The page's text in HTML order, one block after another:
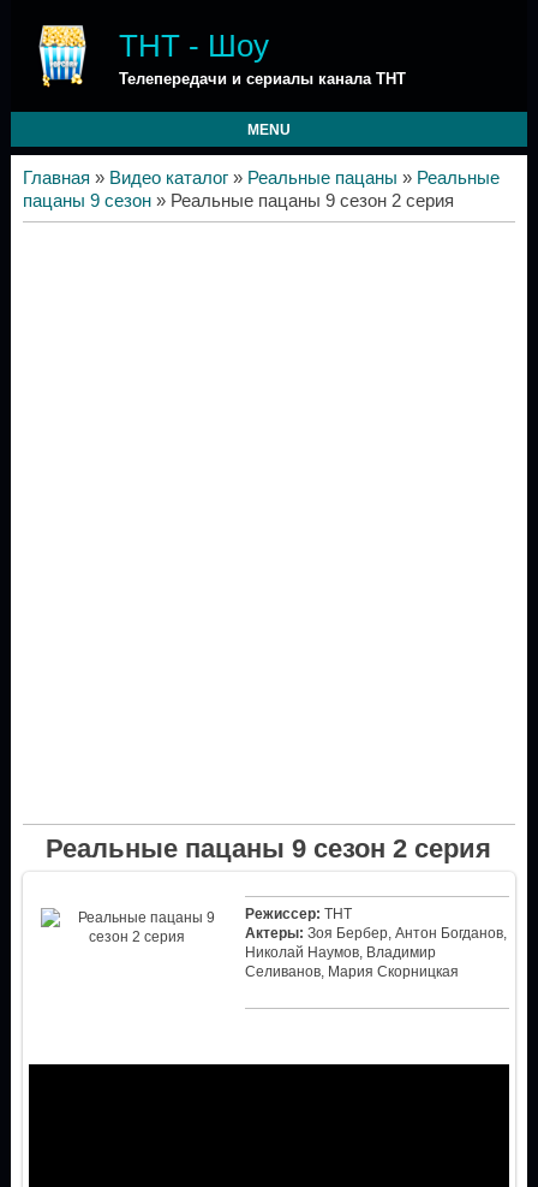
ТНТ - Шоу
Телепередачи и сериалы канала ТНТ
MENU
Главная » Видео каталог» Реальные пацаны » Реальные
пацаны 9 сезон» Реальные пацаны 9 сезон 2 серия
Реальные пацаны 9 сезон 2 серия
Режиссер: ТНТ
Актеры: Зоя Бербер, Антон Богданов,
Николай Наумов, Владимир
Селиванов, Мария Скорницкая